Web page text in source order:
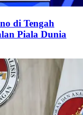
di Tengah
Piala Dunia